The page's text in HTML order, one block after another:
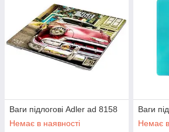
Ваги підлогові Adler ad 8158
Немає в наявності
Ваги
Немає